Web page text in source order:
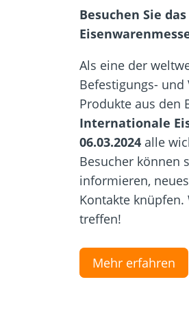
Besuchen Sie
Als eine der
Befestigungs-
Produkte aus den
Internationale
06.03.2024alle
Besucher können
informieren,
Kontakte knüpfen.
treffen!
Mehr erfahren